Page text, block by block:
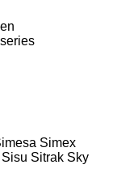
Simex
Sisu Sitrak Sky